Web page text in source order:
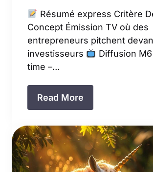
Résumé express Critère
Concept Émission TV où des
entrepreneurs pitchent
investisseurs
Diffusion
time –…
Read More